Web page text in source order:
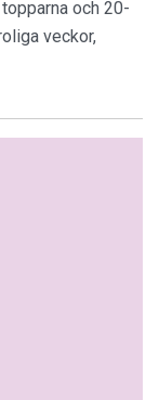
och 20-
veckor,